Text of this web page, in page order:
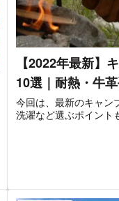
【2022年最新】
10選｜耐熱・牛
今回は、最新のキャン
洗濯など選ぶポイント